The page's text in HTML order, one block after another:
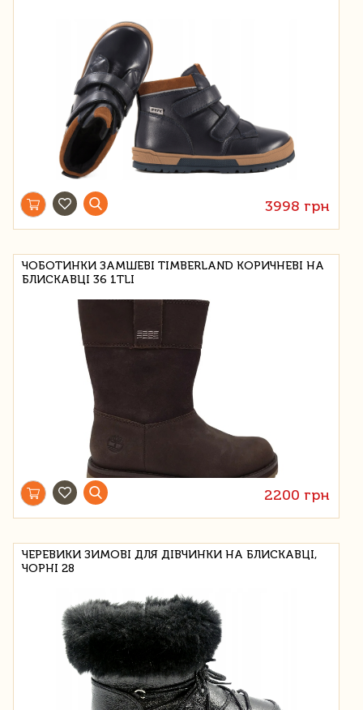
3998 грн
ЧОБОТИНКИ ЗАМШЕВІ TIMBERLAND КОРИЧНЕВІ НА
БЛИСКАВЦІ 36 1TLI
2200 грн
ЧЕРЕВИКИ ЗИМОВІ ДЛЯ ДІВЧИНКИ НА БЛИСКАВЦІ,
ЧОРНІ 28